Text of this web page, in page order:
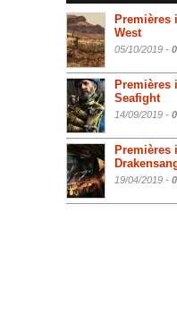
Premières
West
05/10/2019 -
Premières
Seafight
14/09/2019 -
Premières
19/04/2019 -